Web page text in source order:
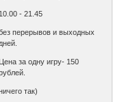
10.00 - 21.45
перерывов и выходных
дней.
Цена за одну игру- 150
так)